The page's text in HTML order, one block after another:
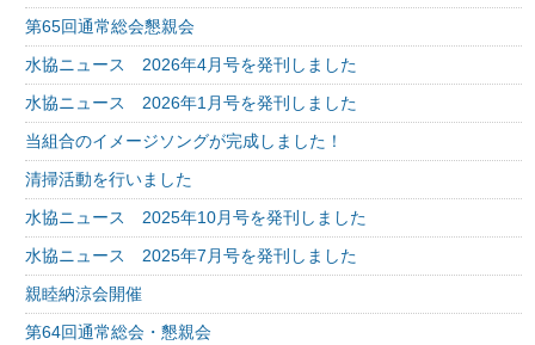
第65回通常総会懇親会
水協ニュース 2026年4月号を発刊しました
水協ニュース 2026年1月号を発刊しました
当組合のイメージソングが完成しました！
清掃活動を行いました
水協ニュース 2025年10月号を発刊しました
水協ニュース 2025年7月号を発刊しました
親睦納涼会開催
第64回通常総会・懇親会